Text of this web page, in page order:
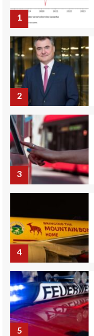
1
2
3
4
5